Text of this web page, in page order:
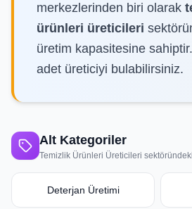
Plastik Ham Madde Üreticileri
Temizlik Ürünleri Üreticileri
Tüm
Kategoriler
Hakkımızda
İletişim
312
59
34
info@toptanfactory.com
merkezlerinden biri olarak
ürünleri üreticileri
üretim kapasitesine
adet üreticiyi bulabilirsiniz.
Alt Kategoriler
Temizlik Ürünleri Üreticileri
Deterjan Üretimi